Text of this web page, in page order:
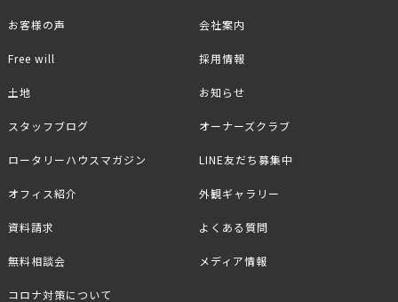
お客様の声
Free will
土地
会社案内
採用情報
お知らせ
スタッフブログ
ロータリーハウスマガジン
オフィス紹介
資料請求
無料相談会
オーナーズクラブ
LINE友だち募集中
外観ギャラリー
よくある質問
メディア情報
コロナ対策について